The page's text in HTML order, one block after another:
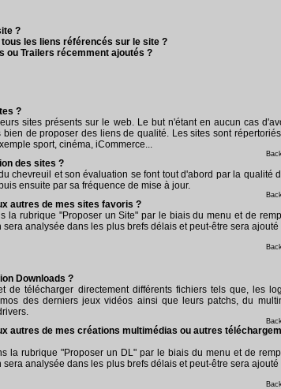
?
les liens référencés sur le site ?
ou Trailers récemment ajoutés ?
?
sites présents sur le web. Le but n'étant en aucun cas
bien de proposer des liens de qualité. Les sites sont
sport, cinéma, iCommerce...
des sites ?
chevreuil et son évaluation se font tout d'abord par la qualité
ensuite par sa fréquence de mise à jour.
autres de mes sites favoris ?
la rubrique "Proposer un Site" par le biais du menu et de
sera analysée dans les plus brefs délais et peut-être sera ajouté
Downloads ?
de télécharger directement différents fichiers tels que, les
des derniers jeux vidéos ainsi que leurs patchs, du
autres de mes créations multimédias ou autres
la rubrique "Proposer un DL" par le biais du menu et de
sera analysée dans les plus brefs délais et peut-être sera ajouté